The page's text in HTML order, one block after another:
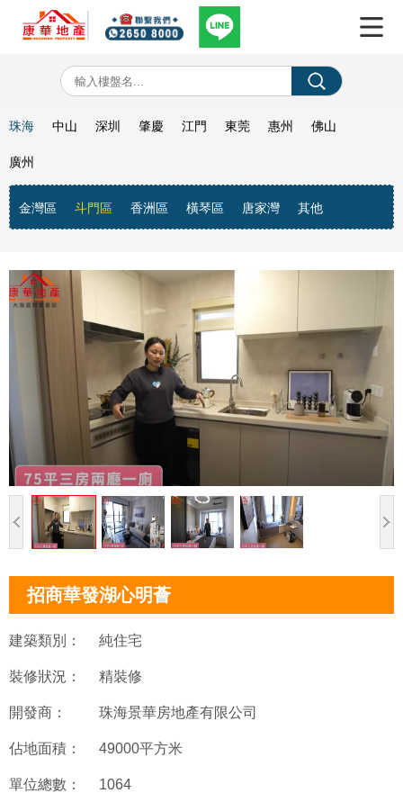
珠海
金灣區 斗門區 香洲區 橫琴區 唐家灣 其他
中山 深圳 肇慶 江門 東莞 惠州 佛山
廣州
招商華發湖心明薈
建築類別： 純住宅
裝修狀況： 精裝修
開發商： 珠海景華房地產有限公司
佔地面積： 49000平方米
單位總數： 1064